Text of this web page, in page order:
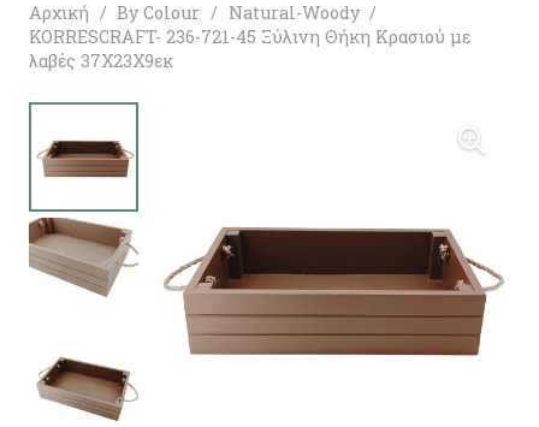
Αρχική / By Colour / Natural-Woody /
KORRESCRAFT- 236-721-45 Ξύλινη Θήκη Κρασιού με
λαβές 37Χ23Χ9εκ